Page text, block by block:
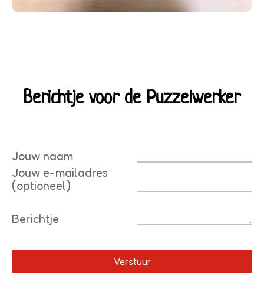
Berichtje voor de Puzzelwerker
Jouw naam
Jouw e-mailadres
(optioneel)
Berichtje